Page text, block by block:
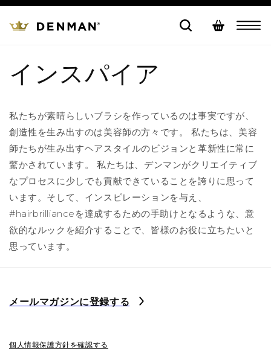
進む
カ
ー
インスパイア
私たちが素晴らしいブラシを作っているのは事実ですが、
創造性を生み出すのは美容師の方々です。 私たちは、美容
師たちが生み出すヘアスタイルのビジョンと革新性に常に
驚かされています。 私たちは、デンマンがクリエイティブ
なプロセスに少しでも貢献できていることを誇りに思って
います。そして、インスピレーションを与え、
#hairbrillianceを達成するための手助けとなるような、意
欲的なルックを紹介することで、皆様のお役に立ちたいと
思っています。
メールマガジンに登録する
個人情報保護方針を確認する